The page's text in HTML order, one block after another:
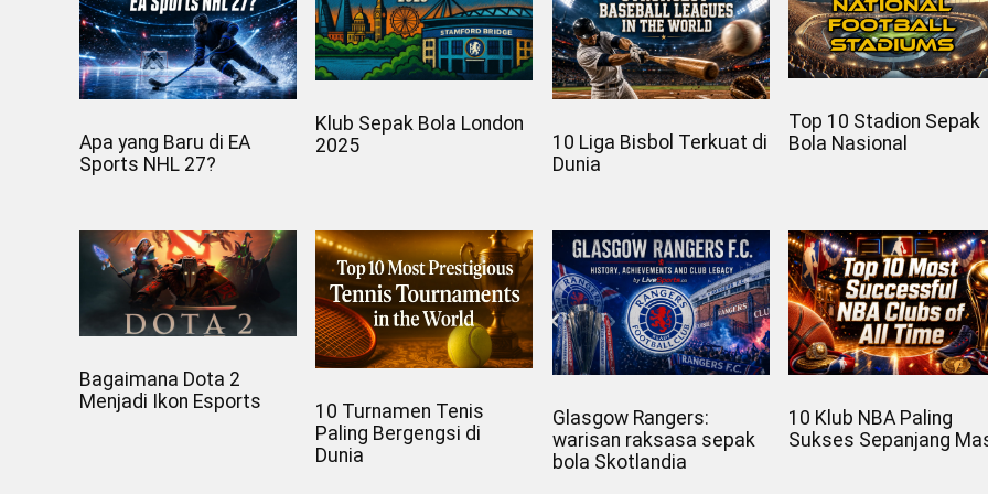
Apa yang Baru di EA
Sports NHL 27?
Klub Sepak Bola London
2025
10 Liga Bisbol Terkuat di
Dunia
Top 10 Stadion Sepak
Bola Nasional
Bagaimana Dota 2
Menjadi Ikon Esports
10 Turnamen Tenis
Paling Bergengsi di
Dunia
Glasgow Rangers:
warisan raksasa sepak
bola Skotlandia
10 Klub NBA Paling
Sukses Sepanjang